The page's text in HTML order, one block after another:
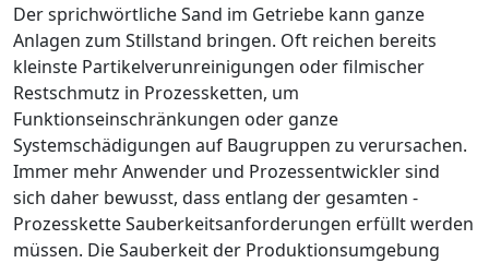
Der sprichwörtliche Sand im Getriebe kann ganze
Anlagen zum Stillstand bringen. Oft reichen bereits
kleinste Partikelverunreinigungen oder filmischer
Restschmutz in Prozessketten, um
Funktionseinschränkungen oder ganze
Systemschädigungen auf Baugruppen zu verursachen.
Immer mehr Anwender und Prozessentwickler sind
sich daher bewusst, dass entlang der gesamten ­
Prozesskette Sauberkeitsanforderungen erfüllt werden
müs­sen. Die Sauberkeit der Produktionsumgebung